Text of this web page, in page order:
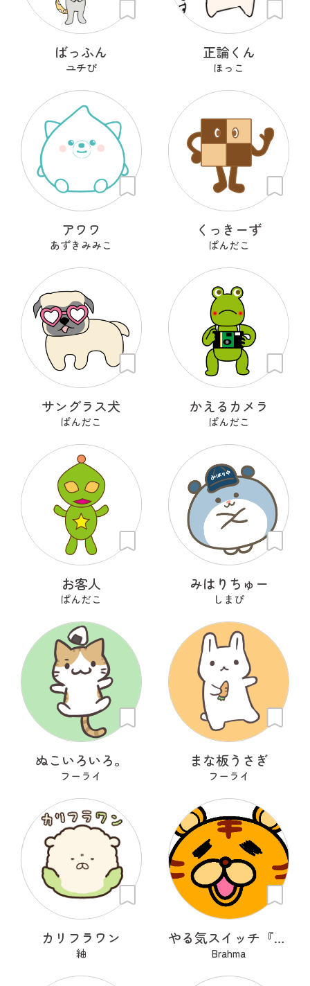
ばっふん
ユチぴ
正論くん
ほっこ
アワワ
あずきみみこ
くっきーず
ぱんだこ
サングラス犬
ぱんだこ
かえるカメラ
ぱんだこ
お客人
ぱんだこ
みはりちゅー
しまぴ
ぬこいろいろ。
フーライ
まな板うさぎ
フーライ
カリフラワン
紬
やる気スイッチ『OFFトラくん』
Brahma